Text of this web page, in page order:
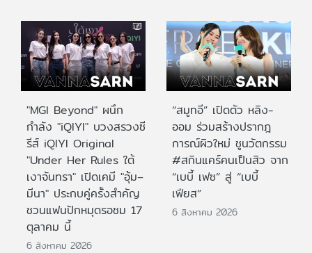
"MGI Beyond" ผนึก
กำลัง "iQIYI" บวงสรวงซี
รีส์ iQIYI Original
"Under Her Rules ใต้
เงาจันทรา" เปิดเคมี "อุ้ม–
มีนา" ประกบคู่ครั้งสำคัญ
ชวนแฟนปักหมุดรอชม 17
ตุลาคม นี้
6 สิงหาคม 2026
“สมูทอี” เปิดตัว หลิง-
ออม ร่วมสร้างปรากฎ
การณ์ผิวใหม่ ชูนวัตกรรม
#สกินแคร์คนเป็นสิว จาก
“เบบี้ เฟซ” สู่ “เบบี้
เฟียส”
6 สิงหาคม 2026